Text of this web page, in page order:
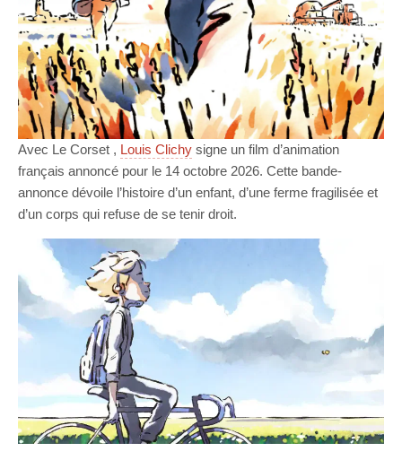
Avec Le Corset , Louis Clichy signe un film d’animation
français annoncé pour le 14 octobre 2026. Cette bande-
annonce dévoile l’histoire d’un enfant, d’une ferme fragilisée et
d’un corps qui refuse de se tenir droit.